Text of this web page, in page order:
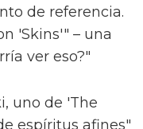
de referencia.
'Skins'" – una
ver eso?"
uno de 'The
espíritus afines"